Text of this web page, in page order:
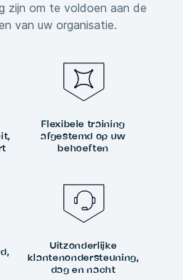
zijn om te voldoen aan de
van uw organisatie.
Flexibele training
afgestemd op uw
behoeften
Uitzonderlijke
klantenondersteuning,
dag en nacht